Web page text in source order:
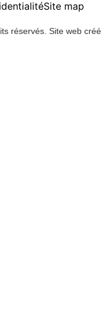
réservés. Site web créé
Site map